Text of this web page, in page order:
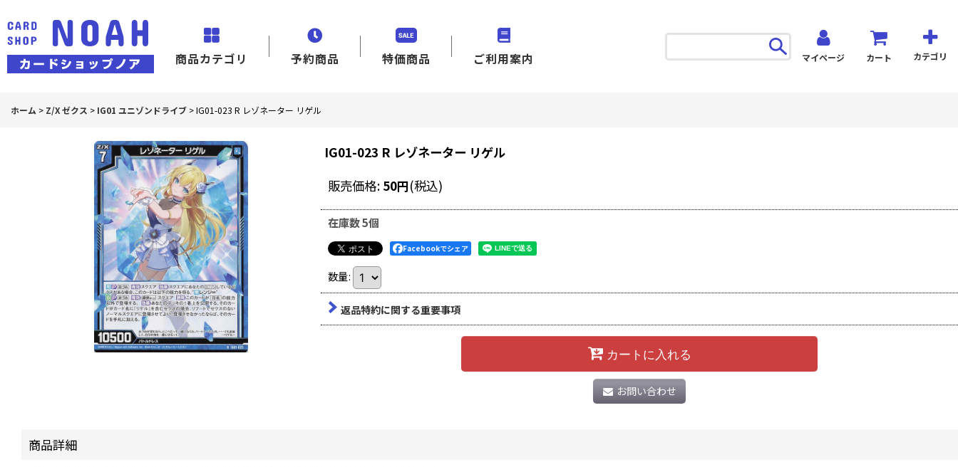
商品カテゴリ 予約商品 特価商品 ご利用案内 マイページ カート カテゴリ
ホーム > Z/X ゼクス > IG01 ユニゾンドライブ >IG01-023 R レゾネーター リゲル
IG01-023 R レゾネーター リゲル
販売価格: 50円(税込)
在庫数 5個
Facebookでシェア
数量:
返品特約に関する重要事項
カートに入れる
お問い合わせ
商品詳細